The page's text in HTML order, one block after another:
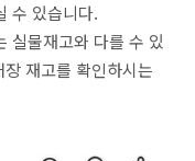
수 있습니다.
실물재고와 다를 수 있
재고를 확인하시는